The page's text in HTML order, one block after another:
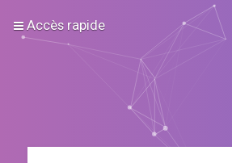
Accès rapide